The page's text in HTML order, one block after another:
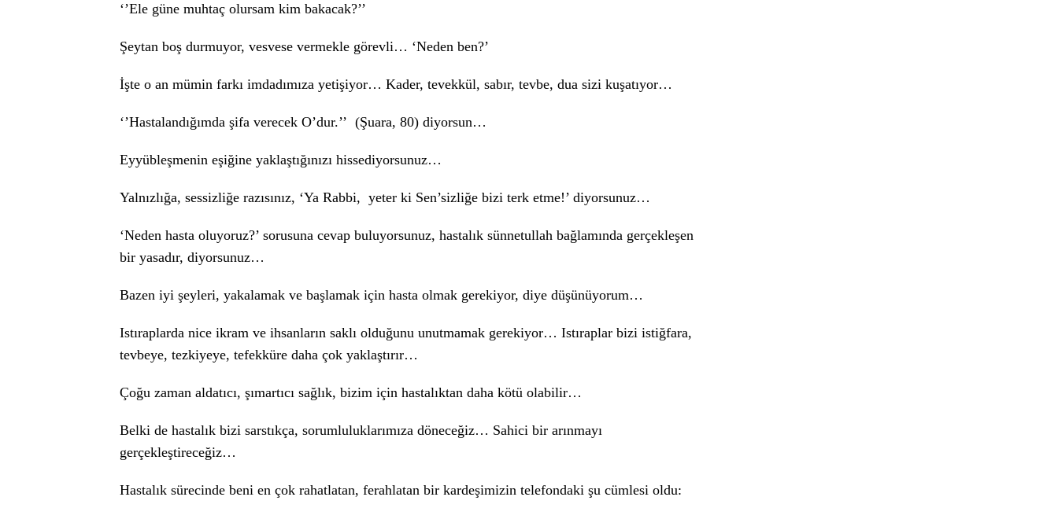
‘’Ele güne muhtaç olursam kim bakacak?’’
Şeytan boş durmuyor, vesvese vermekle görevli… ‘Neden ben?’
İşte o an mümin farkı imdadımıza yetişiyor… Kader, tevekkül, sabır, tevbe, dua sizi kuşatıyor…
‘’Hastalandığımda şifa verecek O’dur.’’ (Şuara, 80) diyorsun…
Eyyübleşmenin eşiğine yaklaştığınızı hissediyorsunuz…
Yalnızlığa, sessizliğe razısınız, ‘Ya Rabbi, yeter ki Sen’sizliğe bizi terk etme!’ diyorsunuz…
‘Neden hasta oluyoruz?’ sorusuna cevap buluyorsunuz, hastalık sünnetullah bağlamında gerçekleşen
bir yasadır, diyorsunuz…
Bazen iyi şeyleri, yakalamak ve başlamak için hasta olmak gerekiyor, diye düşünüyorum…
Istıraplarda nice ikram ve ihsanların saklı olduğunu unutmamak gerekiyor… Istıraplar bizi istiğfara,
tevbeye, tezkiyeye, tefekküre daha çok yaklaştırır…
Çoğu zaman aldatıcı, şımartıcı sağlık, bizim için hastalıktan daha kötü olabilir…
Belki de hastalık bizi sarstıkça, sorumluluklarımıza döneceğiz… Sahici bir arınmayı
gerçekleştireceğiz…
Hastalık sürecinde beni en çok rahatlatan, ferahlatan bir kardeşimizin telefondaki şu cümlesi oldu: